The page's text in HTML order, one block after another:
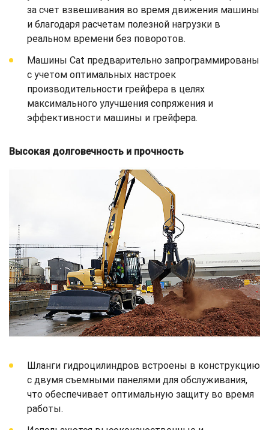
за счет взвешивания во время движения машины
и благодаря расчетам полезной нагрузки в
реальном времени без поворотов.
Машины Cat предварительно запрограммированы
с учетом оптимальных настроек
производительности грейфера в целях
максимального улучшения сопряжения и
эффективности машины и грейфера.
Высокая долговечность и прочность
Шланги гидроцилиндров встроены в конструкцию
с двумя съемными панелями для обслуживания,
что обеспечивает оптимальную защиту во время
работы.